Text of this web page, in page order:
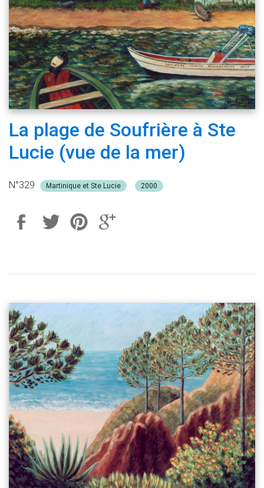
La plage de Soufrière à Ste
Lucie (vue de la mer)
N°329 Martinique et Ste Lucie 2000